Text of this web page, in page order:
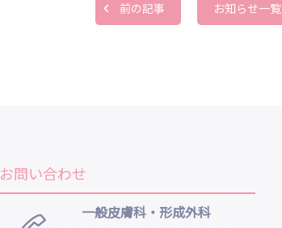
前の記事 お知らせ一覧
お問い合わせ
一般皮膚科・形成外科